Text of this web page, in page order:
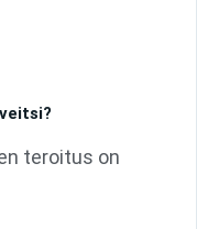
teroitus on